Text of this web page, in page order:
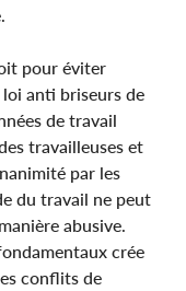
pour éviter
loi anti briseurs de
de travail
travailleuses et
par les
du travail ne peut
abusive.
crée
conflits de